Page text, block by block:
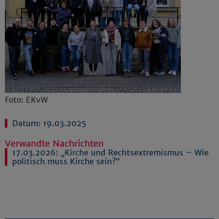
Foto: EKvW
Datum: 19.03.2025
Verwandte Nachrichten
17.03.2026: „Kirche und Rechtsextremismus – Wie
politisch muss Kirche sein?“